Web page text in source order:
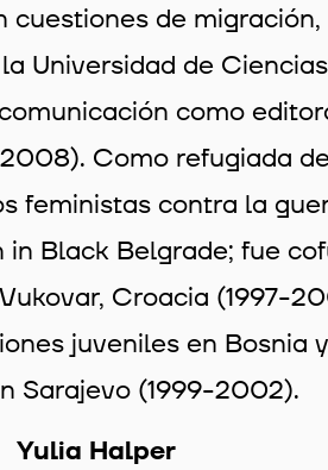
de
Universidad de
como
Como refugiada
feministas contra la
in Black Belgrade; fue
Croacia (1997-
juveniles en Bosnia
Sarajevo (1999-2002).
Yulia Halper